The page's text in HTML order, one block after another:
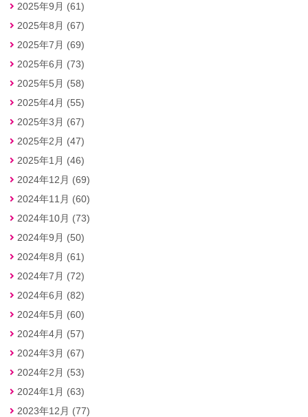
2025年9月 (61)
2025年8月 (67)
2025年7月 (69)
2025年6月 (73)
2025年5月 (58)
2025年4月 (55)
2025年3月 (67)
2025年2月 (47)
2025年1月 (46)
2024年12月 (69)
2024年11月 (60)
2024年10月 (73)
2024年9月 (50)
2024年8月 (61)
2024年7月 (72)
2024年6月 (82)
2024年5月 (60)
2024年4月 (57)
2024年3月 (67)
2024年2月 (53)
2024年1月 (63)
2023年12月 (77)